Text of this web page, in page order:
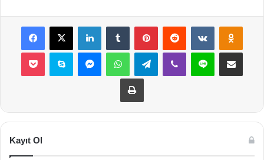
Facebook
X LinkedInTumblr PinterestReddit VKontakte
Pocket Skype MessengerWhatsAppTelegramViber Line E-Posta ile
Yazdır
Kayıt Ol